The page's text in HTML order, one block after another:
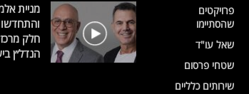
פרויקטים
שהסתיימו
שאל עו"ד
שטחי פרסום
שירותים כלליים
מניית
חלק
הנדל״ן